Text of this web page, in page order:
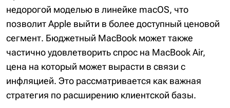
недорогой моделью в линейке macOS, что
позволит Apple выйти в более доступный ценовой
сегмент. Бюджетный MacBook может также
частично удовлетворить спрос на MacBook Air,
цена на который может вырасти в связи с
инфляцией. Это рассматривается как важная
стратегия по расширению клиентской базы.